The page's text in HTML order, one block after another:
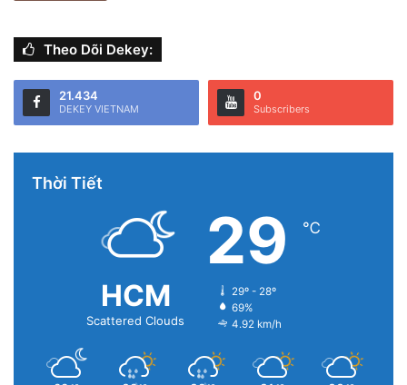
chiếc smartphone độc nhất vô nhị.
Theo Dõi Dekey:
21.434
DEKEY VIETNAM
0
Subscribers
Thời Tiết
HCM
Scattered Clouds
29 ℃
29º - 28º
69%
4.92 km/h